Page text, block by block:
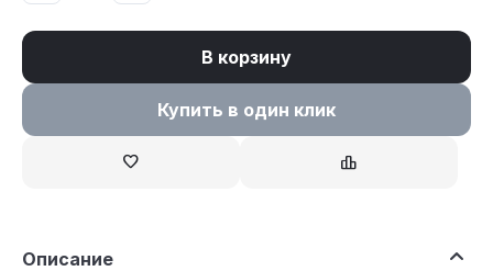
В корзину
Купить в один клик
Описание